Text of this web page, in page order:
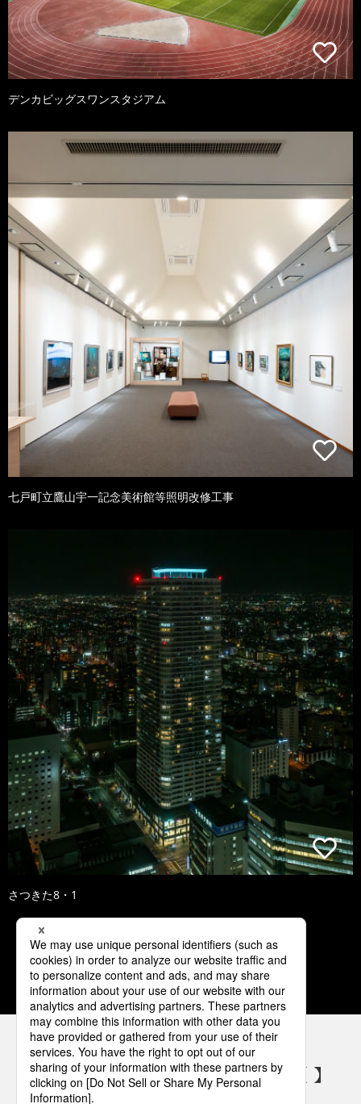
デンカビッグスワンスタジアム
七戸町立鷹山宇一記念美術館等照明改修工事
さつきた8・1
1 2 3 4 5
パナソニックの電気設備 SNSアカウント